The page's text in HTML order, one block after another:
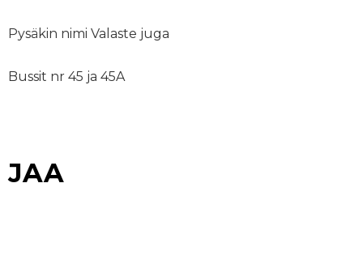
Pysäkin nimi Valaste juga
Bussit nr 45 ja 45A
JAA